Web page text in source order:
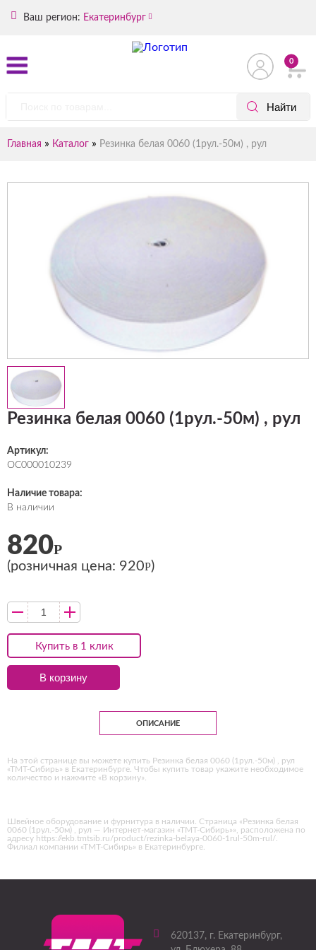
Ваш регион: Екатеринбург
0
Главная » Каталог » Резинка белая 0060 (1рул.-50м) , рул
Резинка белая 0060 (1рул.-50м) , рул
Артикул:
ОС000010239
Наличие товара:
В наличии
Купить в 1 клик
820Р
(розничная цена: 920Р)
В корзину
ОПИСАНИЕ
На этой странице вы можете купить Резинка белая 0060 (1рул.-50м) , рул
«ТМТ-Сибирь» в Екатеринбурге. Чтобы купить товар укажите необходимое
количество и нажмите «В корзину».
Швейное оборудование и фурнитура в наличии. Страница «Резинка белая
0060 (1рул.-50м) , рул — Интернет-магазин «ТМТ-Сибирь»», расположена по
адресу https://ekb.tmtsib.ru/product/rezinka-belaya-0060-1rul-50m-rul/.
Филиал компании «ТМТ-Сибирь» в Екатеринбурге.
620137, г. Екатеринбург,